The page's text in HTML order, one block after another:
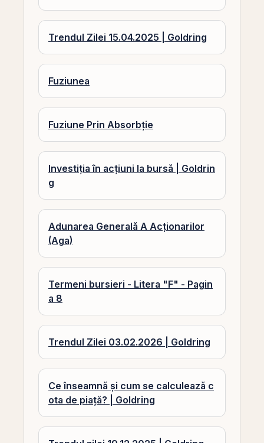
Trendul Zilei 15.04.2025 | Goldring
Fuziunea
Fuziune Prin Absorbție
Investiția în acțiuni la bursă | Goldrin
g
Adunarea Generală A Acționarilor
(Aga)
Termeni bursieri - Litera "F" - Pagin
a 8
Trendul Zilei 03.02.2026 | Goldring
Ce înseamnă și cum se calculează c
ota de piață? | Goldring